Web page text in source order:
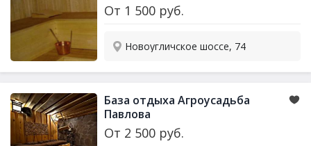
От 1 500 руб.
Новоугличское шоссе, 74
База отдыха Агроусадьба
Павлова
От 2 500 руб.